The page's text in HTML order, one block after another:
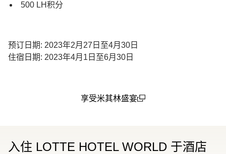
500 LH积分
预订日期: 2023年2月27日至4月30日
住宿日期: 2023年4月1日至6月30日
享受米其林盛宴
入住 LOTTE HOTEL WORLD 于酒店